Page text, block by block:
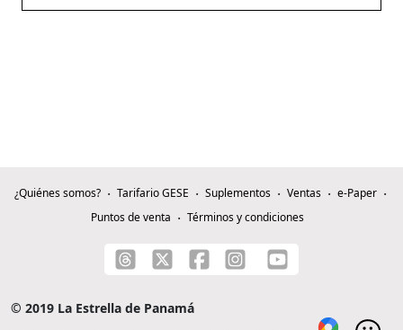
¿Quiénes somos? Tarifario GESE Suplementos Ventas
e-Paper
Puntos de venta
Términos y condiciones
© 2019 La Estrella de Panamá